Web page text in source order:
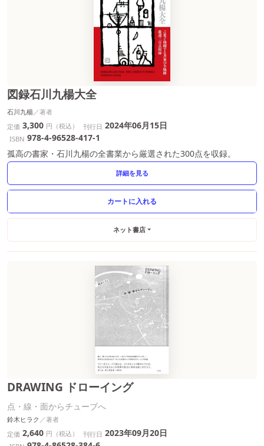
図録石川九楊大全
石川九楊
定価 3,300 円（税込） 刊行日 2024年06月15日
ISBN 978-4-96528-417-1
孤高の書家・石川九楊の全書業から厳選された300点を収録。
詳細を見る
ネット書店
DRAWING ドローイング
点・線・面からチューブへ
鈴木ヒラク
定価 2,640 円（税込） 刊行日 2023年09月20日